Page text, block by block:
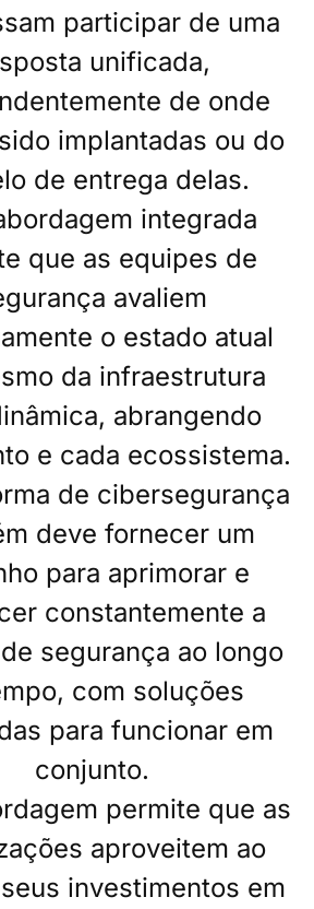
participar de uma
unificada,
de onde
implantadas ou do
de entrega delas.
integrada
que as equipes de
avaliem
o estado atual
da infraestrutura
abrangendo
e cada ecossistema.
de cibersegurança
deve fornecer um
para aprimorar e
constantemente a
segurança ao longo
com soluções
para funcionar em
conjunto.
permite que as
aproveitem ao
investimentos em